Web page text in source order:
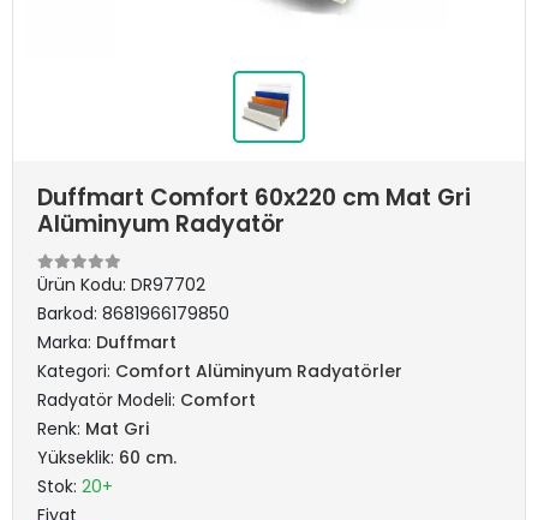
Duffmart Comfort 60x220 cm Mat Gri
Alüminyum Radyatör
Ürün Kodu: DR97702
Barkod: 8681966179850
Marka: Duffmart
Kategori: Comfort Alüminyum Radyatörler
Radyatör Modeli: Comfort
Renk: Mat Gri
Yükseklik: 60 cm.
Stok: 20+
Fiyat